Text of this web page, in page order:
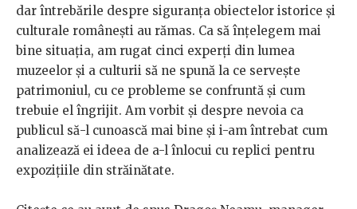
dar întrebările despre siguranța obiectelor istorice și
culturale românești au rămas. Ca să înțelegem mai
bine situația, am rugat cinci experți din lumea
muzeelor și a culturii să ne spună la ce servește
patrimoniul, cu ce probleme se confruntă și cum
trebuie el îngrijit. Am vorbit și despre nevoia ca
publicul să-l cunoască mai bine și i-am întrebat cum
analizează ei ideea de a-l înlocui cu replici pentru
expozițiile din străinătate.